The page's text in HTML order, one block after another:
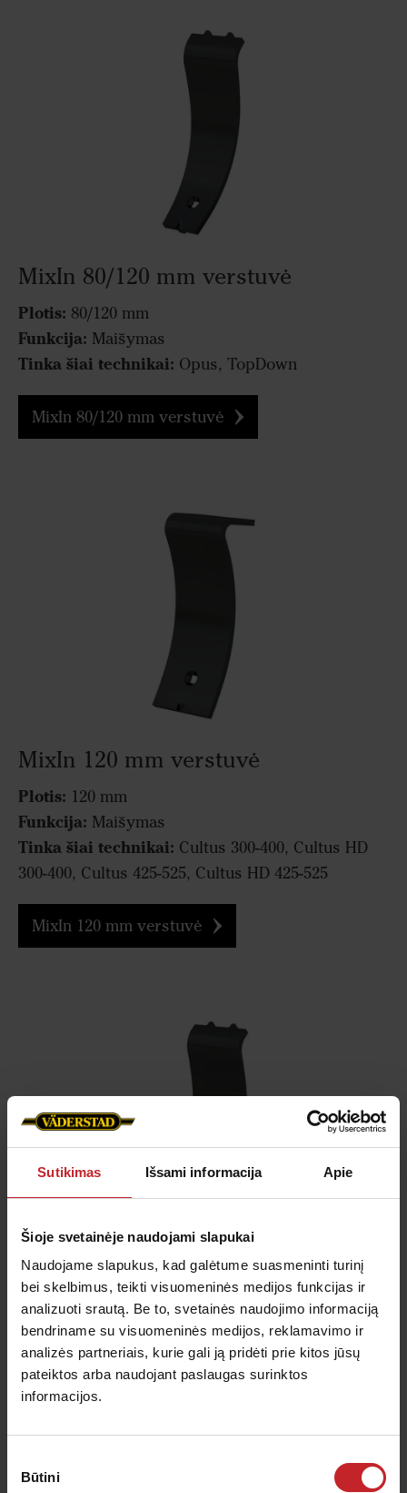
Sutikimas Išsami informacija Apie
Šioje svetainėje naudojami slapukai
Naudojame slapukus, kad galėtume suasmeninti turinį
bei skelbimus, teikti visuomeninės medijos funkcijas ir
analizuoti srautą. Be to, svetainės naudojimo informaciją
bendriname su visuomeninės medijos, reklamavimo ir
analizės partneriais, kurie gali ją pridėti prie kitos jūsų
pateiktos arba naudojant paslaugas surinktos
informacijos.
pasirinkimas
Būtini
MixIn 80/120 mm verstuvė
Plotis: 80/120 mm
Funkcija: Maišymas
Tinka šiai technikai: Opus, TopDown
MixIn 80/120 mm verstuvė
MixIn 120 mm verstuvė
Plotis: 120 mm
Funkcija: Maišymas
Tinka šiai technikai: Cultus 300-400, Cultus HD
300-400, Cultus 425-525, Cultus HD 425-525
MixIn 120 mm verstuvė
MixIn 120 mm verstuvė
Plotis:120 mm
Funkcija:Maišymas
Tinka šiai technikai:Opus, TopDown
MixIn 120 mm verstuvė